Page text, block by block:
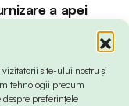
site-ului nostru și
tehnologii precum
despre preferințele
a apei